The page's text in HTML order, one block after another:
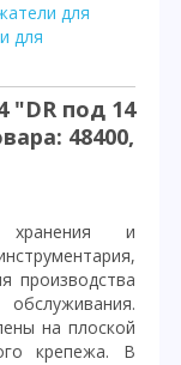
для
для
"DR под 14
48400,
хранения и
производства
на плоской
крепежа. В